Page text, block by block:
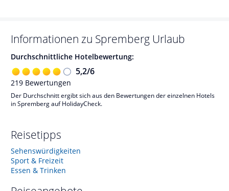
Informationen zu Spremberg Urlaub
Durchschnittliche Hotelbewertung:
5,2/6
219 Bewertungen
Der Durchschnitt ergibt sich aus den Bewertungen der einzelnen Hotels
in Spremberg auf HolidayCheck.
Reisetipps
Sehenswürdigkeiten
Sport & Freizeit
Essen & Trinken